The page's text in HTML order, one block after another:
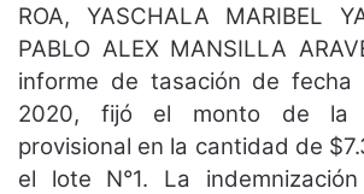
ROA, YASCHALA MARIBEL
PABLO ALEX MANSILLA
informe de tasación de
2020, fijó el monto de la
provisional en la cantidad de
el lote N°1. La